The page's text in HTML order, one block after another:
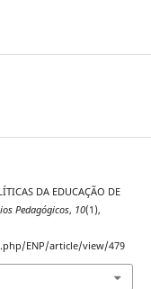
DA EDUCAÇÃO DE
Pedagógicos, 10(1),
ENP/article/view/479